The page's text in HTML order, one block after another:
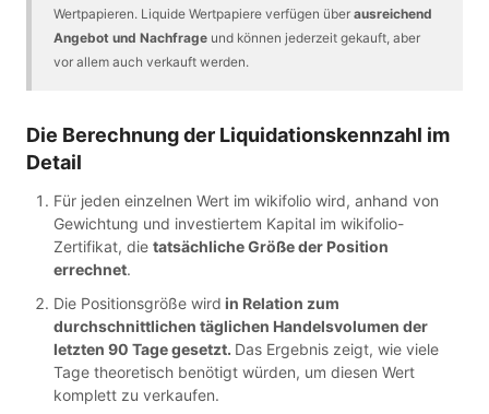
Wertpapieren. Liquide Wertpapiere verfügen über ausreichend
Angebot und Nachfrage und können jederzeit gekauft, aber
vor allem auch verkauft werden.
Die Berechnung der Liquidationskennzahl im
Detail
Für jeden einzelnen Wert im wikifolio wird, anhand von
Gewichtung und investiertem Kapital im wikifolio-
Zertifikat, die tatsächliche Größe der Position
errechnet.
Die Positionsgröße wird in Relation zum
durchschnittlichen täglichen Handelsvolumen der
letzten 90 Tage gesetzt. Das Ergebnis zeigt, wie viele
Tage theoretisch benötigt würden, um diesen Wert
komplett zu verkaufen.